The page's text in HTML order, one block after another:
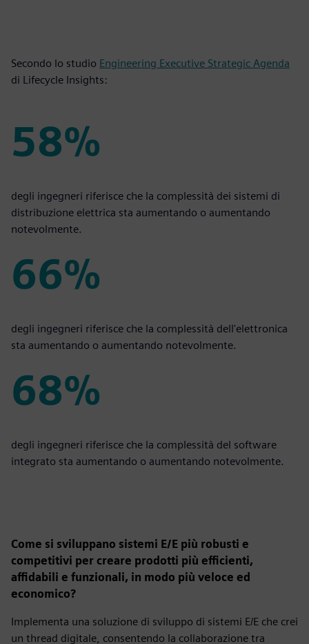
Secondo lo studio Engineering Executive Strategic Agenda
di Lifecycle Insights:
58%
degli ingegneri riferisce che la complessità dei sistemi di
distribuzione elettrica sta aumentando o aumentando
notevolmente.
66%
degli ingegneri riferisce che la complessità dell'elettronica
sta aumentando o aumentando notevolmente.
68%
degli ingegneri riferisce che la complessità del software
integrato sta aumentando o aumentando notevolmente.
Come si sviluppano sistemi E/E più robusti e
competitivi per creare prodotti più efficienti,
affidabili e funzionali, in modo più veloce ed
economico?
Implementa una soluzione di sviluppo di sistemi E/E che crei
un thread digitale, consentendo la collaborazione tra